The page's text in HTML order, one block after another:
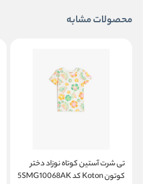
محصولات مشابه
تی شرت آستین کوتاه نوزاد دختر
کوتون Koton کد 5SMG10068AK